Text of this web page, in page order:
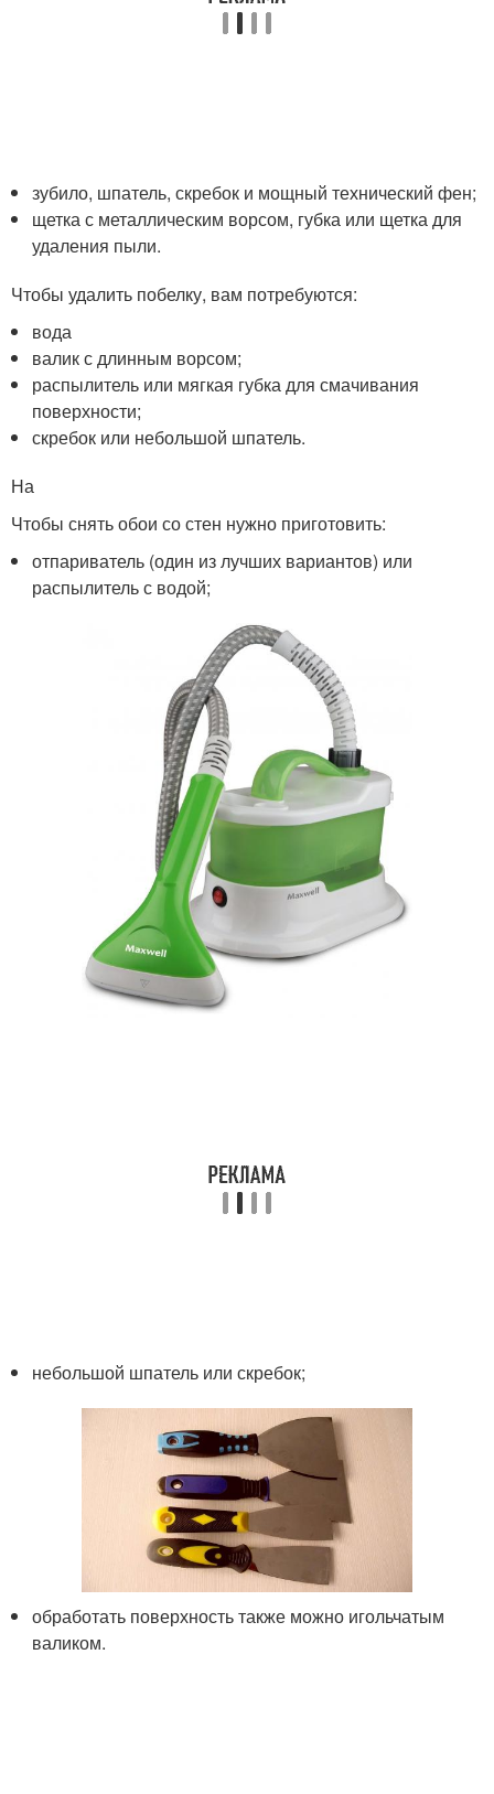
зубило, шпатель, скребок и мощный технический фен;
щетка с металлическим ворсом, губка или щетка для
удаления пыли.
Чтобы удалить побелку, вам потребуются:
вода
валик с длинным ворсом;
распылитель или мягкая губка для смачивания
поверхности;
скребок или небольшой шпатель.
На
Чтобы снять обои со стен нужно приготовить:
отпариватель (один из лучших вариантов) или
распылитель с водой;
небольшой шпатель или скребок;
обработать поверхность также можно игольчатым
валиком.